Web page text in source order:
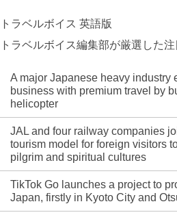
トラベルボイス 英語版
トラベルボイス編集部が厳選した
A major Japanese heavy industry
business with premium travel by
helicopter
JAL and four railway companies
tourism model for foreign visitors
pilgrim and spiritual cultures
TikTok Go launches a project to
Japan, firstly in Kyoto City and